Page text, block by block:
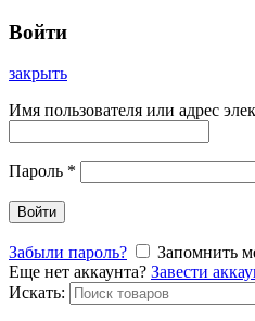
Войти
закрыть
Имя пользователя или адрес
Пароль *
Войти
Забыли пароль?
Запомнить
Еще нет аккаунта? Завести
Искать: